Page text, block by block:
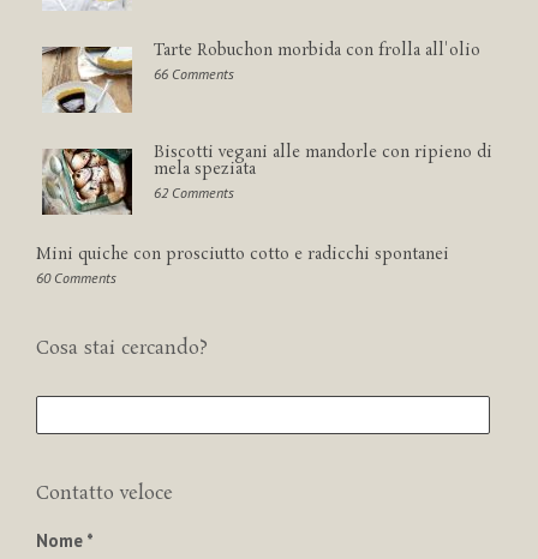
Tarte Robuchon morbida con frolla all'olio
66 Comments
Biscotti vegani alle mandorle con ripieno di
mela speziata
62 Comments
Mini quiche con prosciutto cotto e radicchi spontanei
60 Comments
Cosa stai cercando?
Contatto veloce
Nome *